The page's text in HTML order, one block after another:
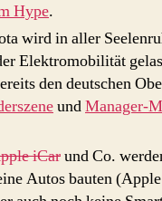
Hype.
wird in aller
Elektromobilität
den deutschen
undManager-
iCarund Co.
Autos bauten